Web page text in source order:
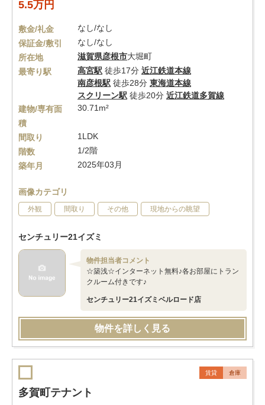
5.5万円
敷金/礼金
なし/なし
保証金/敷引
なし/なし
所在地
滋賀県彦根市大堀町
最寄り駅
高宮駅 徒歩17分 近江鉄道本線
南彦根駅 徒歩28分 東海道本線
スクリーン駅 徒歩20分 近江鉄道多賀線
建物/専有面
積
30.71m²
間取り
1LDK
階数
1/2階
築年月
2025年03月
画像カテゴリ
外観 間取り その他 現地からの眺望
センチュリー21イズミ
物件担当者コメント
☆築浅☆インターネット無料♪各お部屋にトラン
クルーム付きです♪
センチュリー21イズミベルロード店
物件を詳しく見る
賃貸 倉庫
多賀町テナント